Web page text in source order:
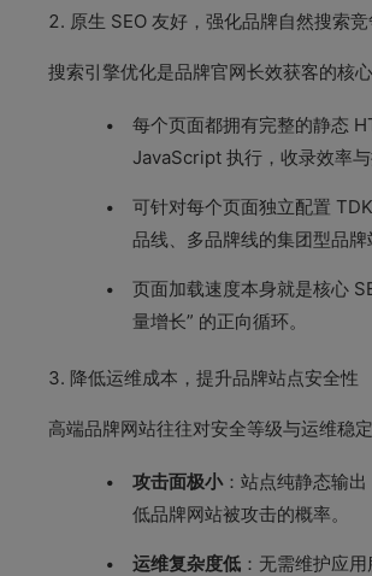
2. 原生 SEO 友好，强化品牌自然搜索竞
搜索引擎优化是品牌官网长效获客的核
每个页面都拥有完整的静态
JavaScript 执行，收录效率与
可针对每个页面独立配置
品线、多品牌线的集团型品牌
页面加载速度本身就是核心
量增长” 的正向循环。
3. 降低运维成本，提升品牌站点安全性
高端品牌网站往往对安全等级与运维稳
攻击面极小：站点纯静态输
低品牌网站被攻击的概率。
运维复杂度低 ：无需维护应